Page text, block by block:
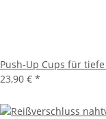
Push-Up Cups für
23,90 € *